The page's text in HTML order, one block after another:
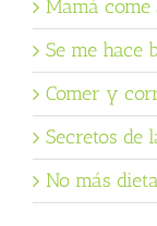
Mamá come
Se me hace
Comer y
Secretos de
No más dieta